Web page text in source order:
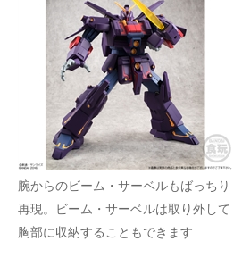
腕からのビーム・サーベルもばっちり
再現。ビーム・サーベルは取り外して
胸部に収納することもできます